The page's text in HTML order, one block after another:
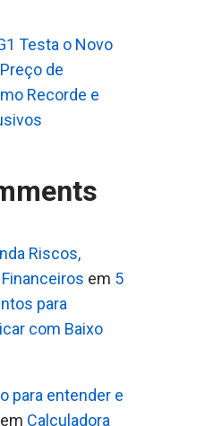
Testa o Novo
de
Recorde e
Riscos,
em 5
para
com Baixo
para entender e
em Calculadora